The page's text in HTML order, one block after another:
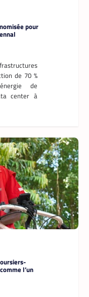
pour
de 70 %
de
center à
l’un